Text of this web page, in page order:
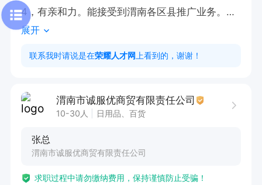
4，有亲和力。能接受到渭南各区县推广业务。
薪资10000-20000元。
展开
联系我时请说是在荣耀人才网 上看到的，谢谢！
渭南市诚服优商贸有限责任公司
10-30人 日用品、百货
张总
渭南市诚服优商贸有限责任公司
求职过程中请勿缴纳费用，保持谨慎防止受骗！